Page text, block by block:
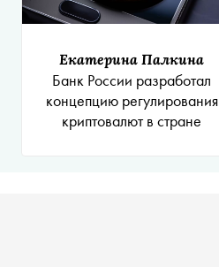
Екатерина Палкина
Банк России разработал
концепцию регулирования
криптовалют в стране